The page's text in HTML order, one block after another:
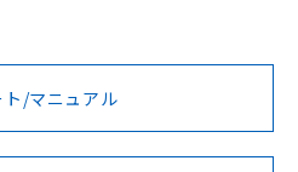
いただく前に、以下を必ずお読
/マニュアル